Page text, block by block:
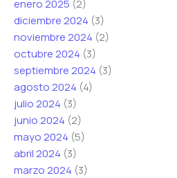
o
C
o
r
r
e
o
enero 2025 (2)
diciembre 2024 (3)
noviembre 2024 (2)
octubre 2024 (3)
septiembre 2024 (3)
agosto 2024 (4)
julio 2024 (3)
junio 2024 (2)
mayo 2024 (5)
abril 2024 (3)
marzo 2024 (3)